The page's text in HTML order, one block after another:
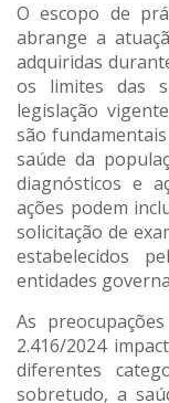
O escopo de
abrange a
adquiridas
os limites das
legislação
são
saúde da
diagnósticos e
ações podem
solicitação de
estabelecidos
entidades
As
2.416/2024
diferentes
sobretudo, a